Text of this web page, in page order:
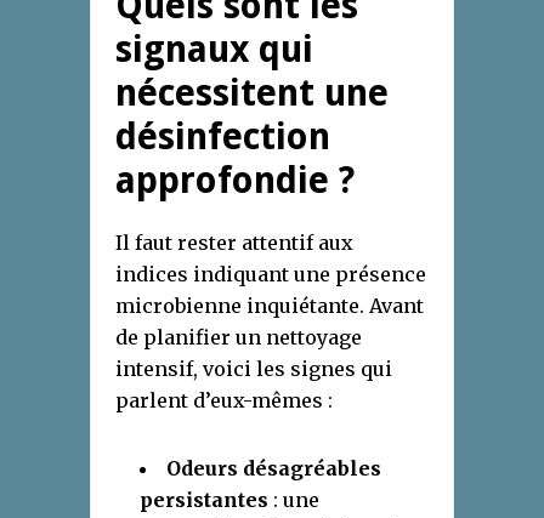
signaux qui
nécessitent une
désinfection
approfondie ?
Il faut rester attentif aux
indices indiquant une présence
microbienne inquiétante. Avant
de planifier un nettoyage
intensif, voici les signes qui
parlent d’eux-mêmes :
Odeurs désagréables
persistantes : une